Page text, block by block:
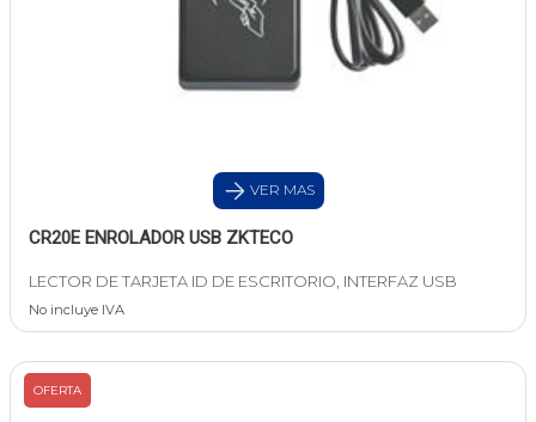
VER MAS
CR20E ENROLADOR USB ZKTECO
LECTOR DE TARJETA ID DE ESCRITORIO, INTERFAZ USB
No incluye IVA
OFERTA